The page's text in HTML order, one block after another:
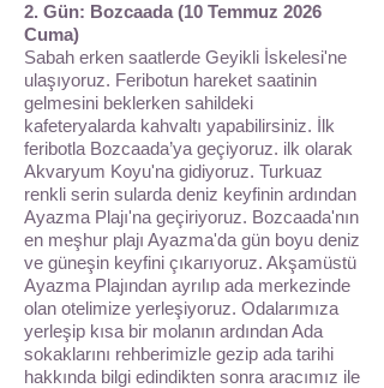
2. Gün: Bozcaada (10 Temmuz 2026
Cuma)
Sabah erken saatlerde Geyikli İskelesi'ne
ulaşıyoruz. Feribotun hareket saatinin
gelmesini beklerken sahildeki
kafeteryalarda kahvaltı yapabilirsiniz. İlk
feribotla Bozcaada’ya geçiyoruz. ilk olarak
Akvaryum Koyu'na gidiyoruz. Turkuaz
renkli serin sularda deniz keyfinin ardından
Ayazma Plajı'na geçiriyoruz. Bozcaada'nın
en meşhur plajı Ayazma'da gün boyu deniz
ve güneşin keyfini çıkarıyoruz. Akşamüstü
Ayazma Plajından ayrılıp ada merkezinde
olan otelimize yerleşiyoruz. Odalarımıza
yerleşip kısa bir molanın ardından Ada
sokaklarını rehberimizle gezip ada tarihi
hakkında bilgi edindikten sonra aracımız ile